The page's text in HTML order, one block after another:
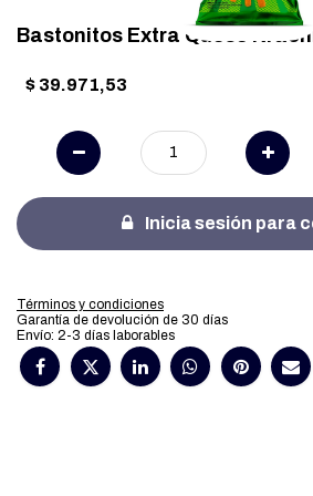
Bastonitos Extra Queso
$ 39.971,53
Inicia sesión para
Términos y condiciones
Garantía de devolución de 30 días
Envío: 2-3 días laborables